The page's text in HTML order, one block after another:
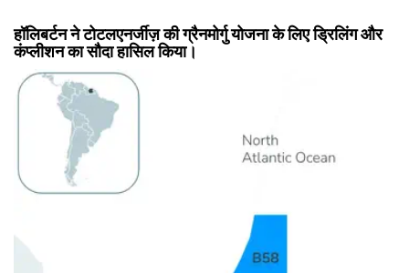
हॉलिबर्टन ने टोटलएनर्जीज़ की ग्रैनमोर्गु योजना के लिए ड्रिलिंग और
कंप्लीशन का सौदा हासिल किया।